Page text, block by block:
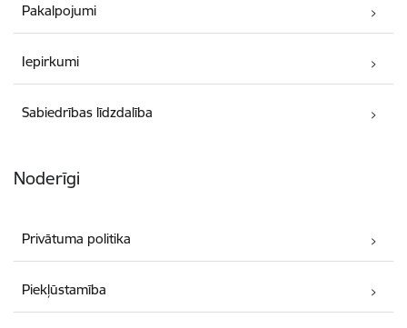
Pakalpojumi
Iepirkumi
Sabiedrības līdzdalība
Noderīgi
Privātuma politika
Piekļūstamība